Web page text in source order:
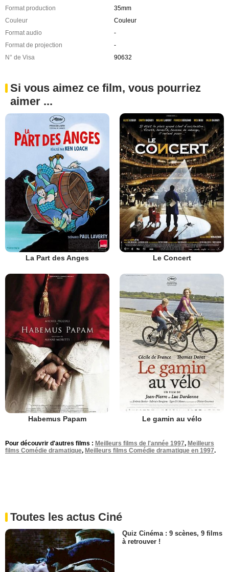
Format production
35mm
Couleur
Couleur
Format audio
-
Format de projection
-
N° de Visa
90632
Si vous aimez ce film, vous pourriez
aimer ...
La Part des Anges Le Concert
Habemus Papam Le gamin au vélo
Pour découvrir d'autres films : Meilleurs films de l'année 1997, Meilleurs
films Comédie dramatique, Meilleurs films Comédie dramatique en 1997.
Toutes les actus Ciné
Quiz Cinéma : 9 scènes, 9 films
à retrouver !